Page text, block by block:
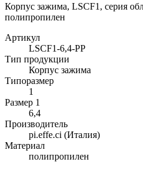
Корпус зажима, LSCF1, серия
полипропилен
Артикул
LSCF1-6,4-PP
Тип продукции
Корпус зажима
Типоразмер
1
Размер 1
6,4
Производитель
pi.effe.ci (Италия)
Материал
полипропилен